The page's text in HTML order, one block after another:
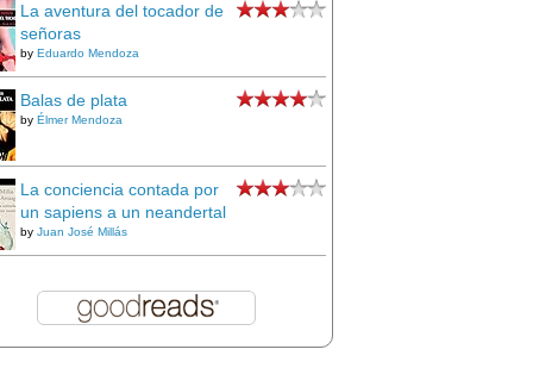
La aventura del tocador de
señoras
by Eduardo Mendoza
Balas de plata
by Élmer Mendoza
La conciencia contada por
un sapiens a un neandertal
by Juan José Millás